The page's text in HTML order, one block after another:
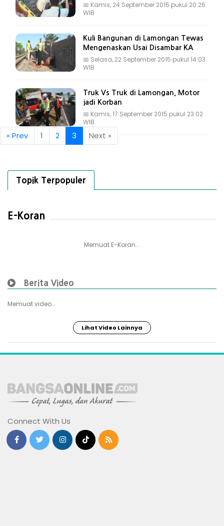
📅 Kamis, 24 September 2015 pukul 20:26
WIB
Kuli Bangunan di Lamongan Tewas
Mengenaskan Usai Disambar KA
📅 Selasa, 22 September 2015 pukul 14:03
WIB
Truk Vs Truk di Lamongan, Motor
jadi Korban
📅 Kamis, 17 September 2015 pukul 23:02
WIB
« Prev 1 2 3 Next »
Topik Terpopuler
E-Koran
Memuat E-Koran...
Berita Video
Memuat video...
Lihat Video Lainnya
Connect With Us